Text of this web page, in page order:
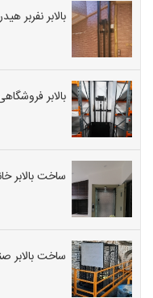
بالابر نفربر
بالابر
ساخت بالابر
ساخت بالابر